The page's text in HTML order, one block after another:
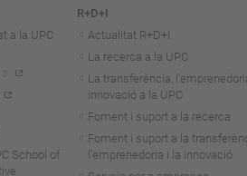
a la UPC
School of
R+D+I
Actualitat R+D+I
La recerca a la UPC
La transferència,
innovació a la UPC
Foment i suport a la recerca
Foment i suport a la
l'emprenedoria i la innovació